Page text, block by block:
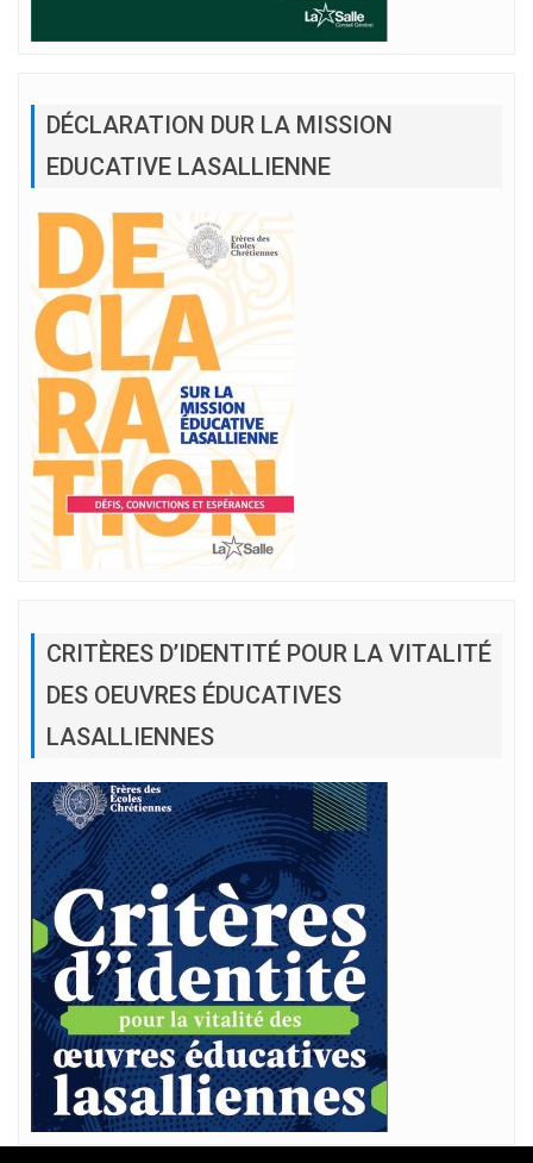
DÉCLARATION DUR LA MISSION
EDUCATIVE LASALLIENNE
CRITÈRES D’IDENTITÉ POUR LA VITALITÉ
DES OEUVRES ÉDUCATIVES
LASALLIENNES